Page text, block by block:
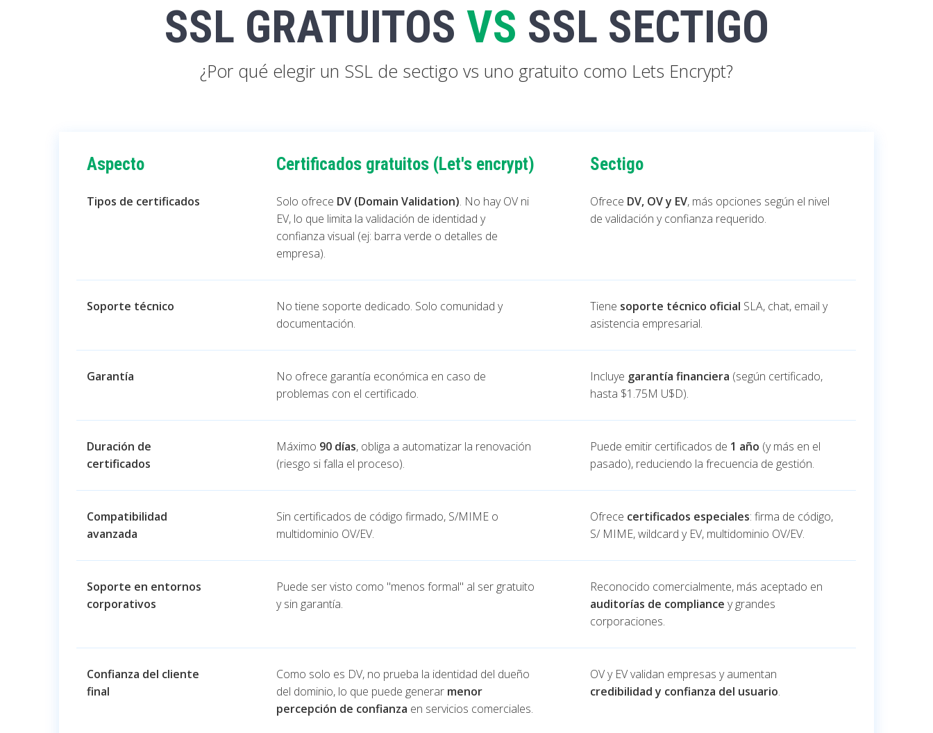
SSL GRATUITOS VS SSL SECTIGO
¿Por qué elegir un SSL de sectigo vs uno gratuito como Lets Encrypt?
Aspecto Certificados gratuitos (Let's encrypt) Sectigo
Tipos de certificados Solo ofrece DV (Domain Validation). No hay OV ni
EV, lo que limita la validación de identidad y
confianza visual (ej: barra verde o detalles de
empresa).
Ofrece DV, OV y EV, más opciones según el nivel
de validación y confianza requerido.
Soporte técnico
No tiene soporte dedicado. Solo comunidad y
documentación.
Tiene soporte técnico oficial SLA, chat, email y
asistencia empresarial.
Garantía
No ofrece garantía económica en caso de
problemas con el certificado.
Incluye garantía financiera (según certificado,
hasta $1.75M U$D).
Duración de
certificados
Máximo 90 días, obliga a automatizar la renovación
(riesgo si falla el proceso).
Puede emitir certificados de 1 año (y más en el
pasado), reduciendo la frecuencia de gestión.
Compatibilidad
avanzada
Sin certificados de código firmado, S/MIME o
multidominio OV/EV.
Ofrece certificados especiales: firma de código,
S/ MIME, wildcard y EV, multidominio OV/EV.
Soporte en entornos
corporativos
Puede ser visto como "menos formal" al ser gratuito
y sin garantía.
Reconocido comercialmente, más aceptado en
auditorías de compliance y grandes
corporaciones.
Confianza del cliente
final
Como solo es DV, no prueba la identidad del dueño
del dominio, lo que puede generar menor
percepción de confianza en servicios comerciales.
OV y EV validan empresas y aumentan
credibilidad y confianza del usuario.